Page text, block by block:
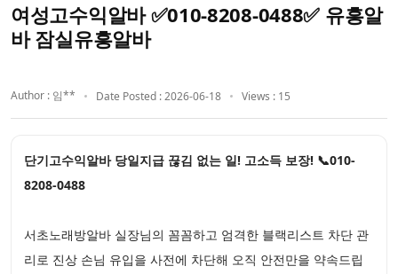
여성고수익알바 ✅010-8208-0488✅ 유흥알
바 잠실유흥알바
Author : 임** Date Posted : 2026-06-18 Views : 15
단기고수익알바 당일지급 끊김 없는 일! 고소득 보장! 📞010-
8208-0488
서초노래방알바 실장님의 꼼꼼하고 엄격한 블랙리스트 차단 관
리로 진상 손님 유입을 사전에 차단해 오직 안전만을 약속드립